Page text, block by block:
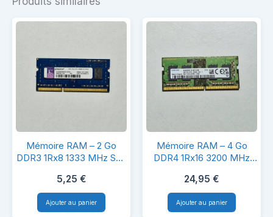
Mémoire
RAM
–
2
Go
Mémoire RAM – 2 Go
DDR3 1Rx8 1333 MHz SO-
5,25 €
Ajouter au panier
Mémoire
RAM
–
4
Go
Mémoire RAM – 4 Go
DDR4 1Rx16 3200 MHz
24,95 €
Ajouter au panier